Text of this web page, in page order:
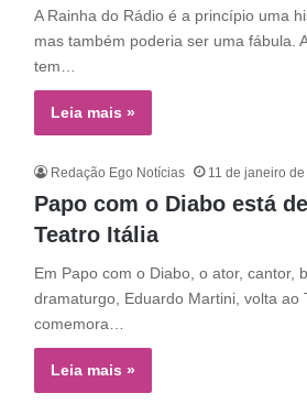
A Rainha do Rádio é a princípio uma
mas também poderia ser uma fábula.
tem…
Leia mais »
Redação Ego Notícias 11 de janeiro
Papo com o Diabo está
Teatro Itália
Em Papo com o Diabo, o ator, cantor,
dramaturgo, Eduardo Martini, volta ao
comemora…
Leia mais »